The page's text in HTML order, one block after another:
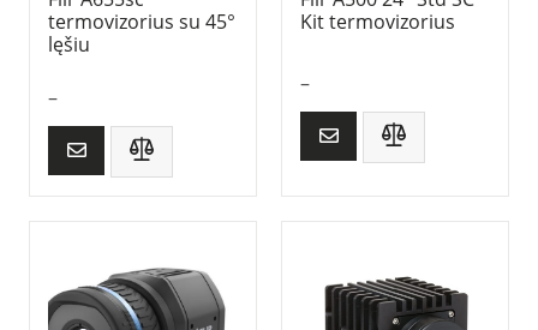
termovizorius su 45°
lęšiu
–
Kit termovizorius
–